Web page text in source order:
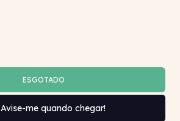
Avise-me quando chegar!